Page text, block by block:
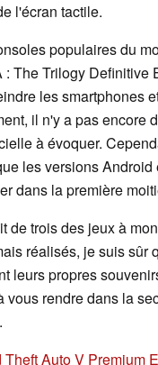
l'écran tactile.
populaires du
: The Trilogy Definitive
les smartphones
il n'y a pas encore
à évoquer.
les versions Android
dans la première
de trois des jeux à
réalisés, je suis sûr
leurs propres
vous rendre dans la
Theft Auto V Premium